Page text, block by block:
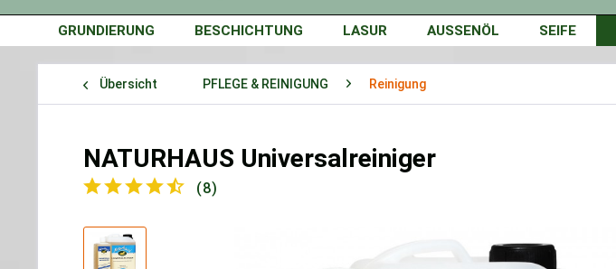
GRUNDIERUNG BESCHICHTUNG LASUR AUSSENÖL SEIFE
Übersicht PFLEGE & REINIGUNG Reinigung
NATURHAUS Universalreiniger
(8)